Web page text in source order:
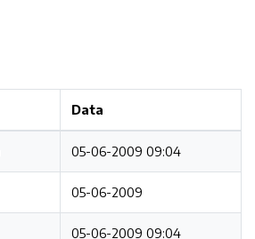
Data
05-06-2009 09:04
05-06-2009
05-06-2009 09:04